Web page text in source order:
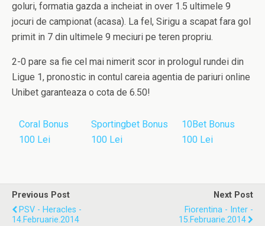
goluri, formatia gazda a incheiat in over 1.5 ultimele 9
jocuri de campionat (acasa). La fel, Sirigu a scapat fara gol
primit in 7 din ultimele 9 meciuri pe teren propriu.
2-0 pare sa fie cel mai nimerit scor in prologul rundei din
Ligue 1, pronostic in contul careia agentia de pariuri online
Unibet garanteaza o cota de 6.50!
Coral Bonus
100 Lei
Sportingbet Bonus
100 Lei
10Bet Bonus
100 Lei
Previous Post
PSV - Heracles -
14.Februarie.2014
Next Post
Fiorentina - Inter -
15.Februarie.2014